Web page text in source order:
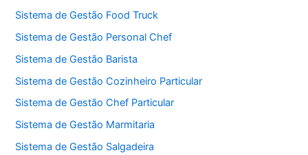
Sistema de Gestão Food Truck
Sistema de Gestão Personal Chef
Sistema de Gestão Barista
Sistema de Gestão Cozinheiro Particular
Sistema de Gestão Chef Particular
Sistema de Gestão Marmitaria
Sistema de Gestão Salgadeira